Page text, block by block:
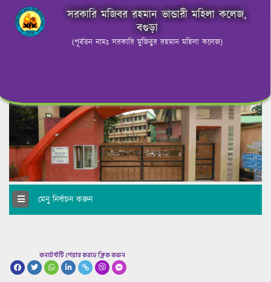
সরকারি মজিবর রহমান ভান্ডারী মহিলা কলেজ,
বগুড়া
(পূর্বতন নামঃ সরকারি মুজিবুর রহমান মহিলা কলেজ)
মেনু নির্বাচন করুন
কনটেন্টটি শেয়ার করতে ক্লিক করুন